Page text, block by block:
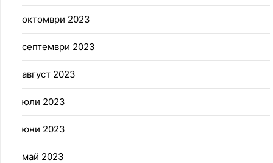
октомври 2023
септември 2023
август 2023
юли 2023
юни 2023
май 2023